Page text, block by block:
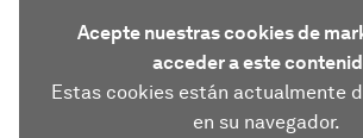
Acepte nuestras cookies de
acceder a este
Estas cookies están actualmente
en su navegador.